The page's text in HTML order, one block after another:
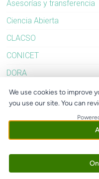
We use cookies to improve
you use our site. You can
Asesorías y transferencia
Ciencia Abierta
CLACSO
CONICET
DORA
Evaluación
FOLEC
Latindex
OLIVA